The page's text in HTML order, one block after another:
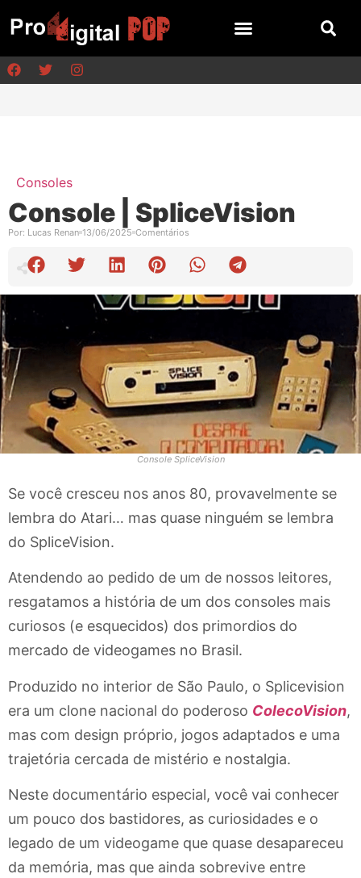
Consoles
Console | SpliceVision
Por: Lucas Renan 13/06/2025 Comentários
Console SpliceVision
Se você cresceu nos anos 80, provavelmente se
lembra do Atari… mas quase ninguém se lembra
do SpliceVision.
Atendendo ao pedido de um de nossos leitores,
resgatamos a história de um dos consoles mais
curiosos (e esquecidos) dos primordios do
mercado de videogames no Brasil.
Produzido no interior de São Paulo, o Splicevision
era um clone nacional do poderoso ColecoVision,
mas com design próprio, jogos adaptados e uma
trajetória cercada de mistério e nostalgia.
Neste documentário especial, você vai conhecer
um pouco dos bastidores, as curiosidades e o
legado de um videogame que quase desapareceu
da memória, mas que ainda sobrevive entre